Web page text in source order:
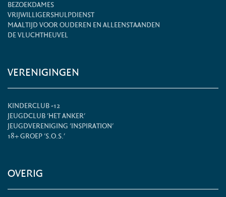
BEZOEKDAMES
VRIJWILLIGERSHULPDIENST
MAALTIJD VOOR OUDEREN EN ALLEENSTAANDEN
DE VLUCHTHEUVEL
VERENIGINGEN
KINDERCLUB -12
JEUGDCLUB 'HET ANKER'
JEUGDVERENIGING 'INSPIRATION'
18+ GROEP 'S.O.S.'
OVERIG